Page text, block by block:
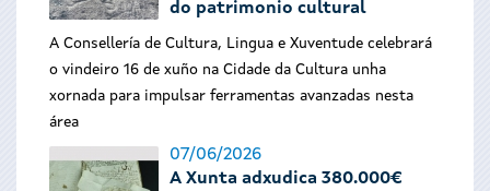
do patrimonio cultural
A Consellería de Cultura, Lingua e Xuventude celebrará
o vindeiro 16 de xuño na Cidade da Cultura unha
xornada para impulsar ferramentas avanzadas nesta
área
07/06/2026
A Xunta adxudica 380.000€